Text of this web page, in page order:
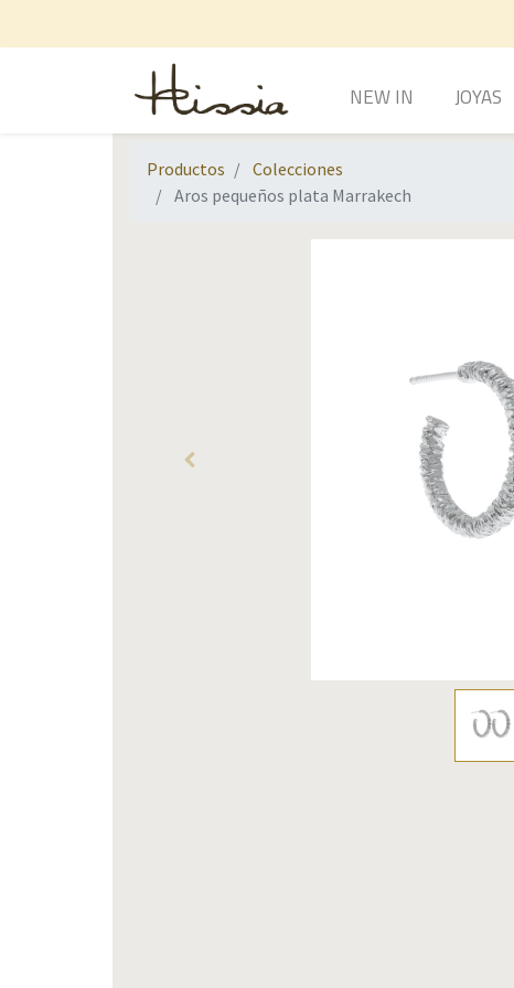
NEW IN JOYAS
Productos
Colecciones
Aros pequeños plata Marrakech